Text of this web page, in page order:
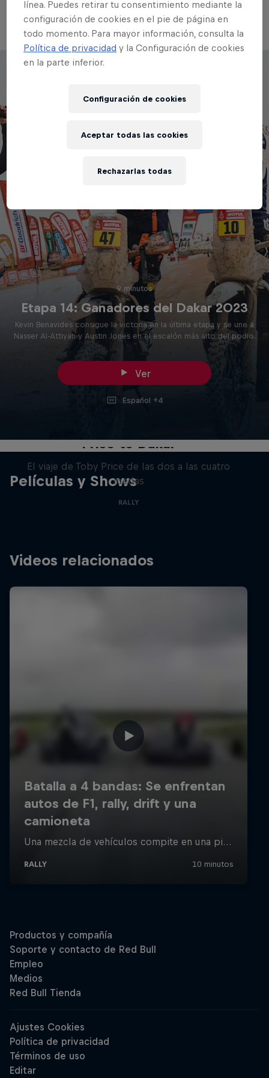
pasado en el siguiente vídeo.
9 minutos
Etapa 14: Ganadores del Dakar 2023
Kevin Benavides consigue la victoria en la última etapa y se une a
Nasser Al-Attiyah y Austin Jones en el escalón más alto del podio.
Ver
Español +4
Películas y Shows
Price to Dakar
El viaje de Toby Price de las dos a las cuatro
ruedas
RALLY
Videos relacionados
línea. Puedes retirar tu consentimiento mediante la
configuración de cookies en el pie de página en
todo momento. Para mayor información, consulta la
Política de privacidad y la Configuración de cookies
en la parte inferior.
Configuración de cookies
Rechazarlas todas
Aceptar todas las cookies